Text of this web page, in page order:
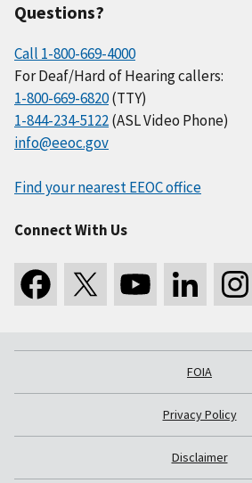
Questions?
Call 1-800-669-4000
For Deaf/Hard of Hearing callers:
1-800-669-6820(TTY)
1-844-234-5122(ASL Video Phone)
info@eeoc.gov
Find your nearest EEOC office
Connect With Us
FOIA
Privacy Policy
Disclaimer